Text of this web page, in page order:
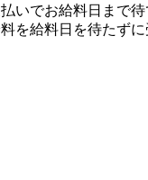
いでお給料日まで待
を給料日を待たず